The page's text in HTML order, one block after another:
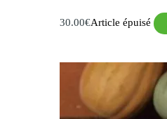
30.00€Article épuisé